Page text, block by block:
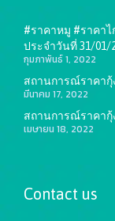
#ราคาหมู #ราคา
ประจำวันที่ 31/01/
กุมภาพันธ์ 1, 2022
สถานการณ์ราคากุ้
มีนาคม 17, 2022
สถานการณ์ราคากุ้
เมษายน 18, 2022
Contact us